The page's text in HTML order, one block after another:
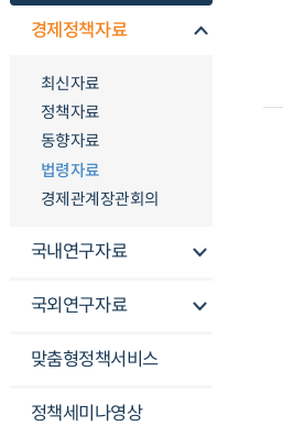
경제정책자료
최신자료
정책자료
동향자료
법령자료
경제관계장관회의
국내연구자료
국외연구자료
맞춤형정책서비스
정책세미나영상